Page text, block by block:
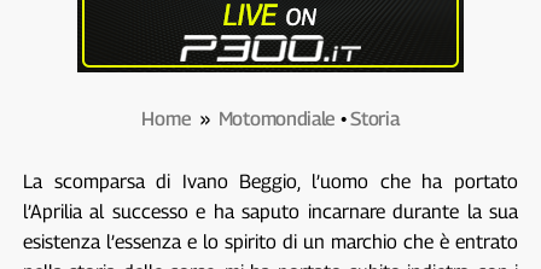
Home » Motomondiale •Storia
La scomparsa di Ivano Beggio, l’uomo che ha portato
l’Aprilia al successo e ha saputo incarnare durante la sua
esistenza l’essenza e lo spirito di un marchio che è entrato